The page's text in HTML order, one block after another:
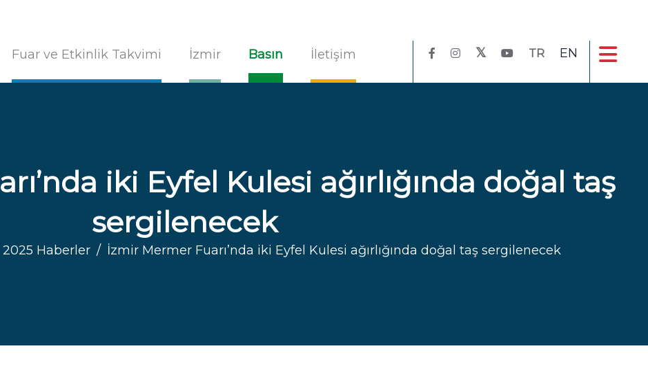
Fuar ve Etkinlik Takvimi İzmir Basın İletişim TR EN
iki Eyfel Kulesi ağırlığında doğal taş
sergilenecek
2025 Haberler İzmir Mermer Fuarı’nda iki Eyfel Kulesi ağırlığında doğal taş sergilenecek